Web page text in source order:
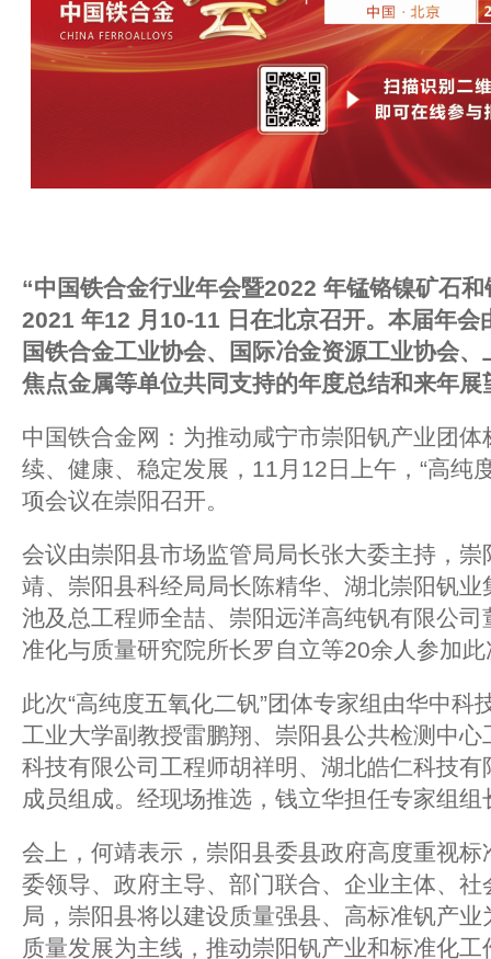
“中国铁合金行业年会暨2022 年锰铬镍矿石
2021 年12 月10-11 日在北京召开。本届年会
国铁合金工业协会、国际冶金资源工业协会
焦点金属等单位共同支持的年度总结和来年展
中国铁合金网：为推动咸宁市崇阳钒产业团
续、健康、稳定发展，11月12日上午，“高纯
项会议在崇阳召开。
会议由崇阳县市场监管局局长张大委主持，
靖、崇阳县科经局局长陈精华、湖北崇阳钒
池及总工程师全喆、崇阳远洋高纯钒有限公
准化与质量研究院所长罗自立等20余人参加
此次“高纯度五氧化二钒”团体专家组由华中科
工业大学副教授雷鹏翔、崇阳县公共检测中
科技有限公司工程师胡祥明、湖北皓仁科技
成员组成。经现场推选，钱立华担任专家组组
会上，何靖表示，崇阳县委县政府高度重视标
委领导、政府主导、部门联合、企业主体、社
局，崇阳县将以建设质量强县、高标准钒产
质量发展为主线，推动崇阳钒产业和标准化